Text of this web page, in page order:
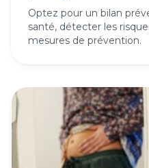
Optez pour un bilan
santé, détecter les
mesures de prévention.